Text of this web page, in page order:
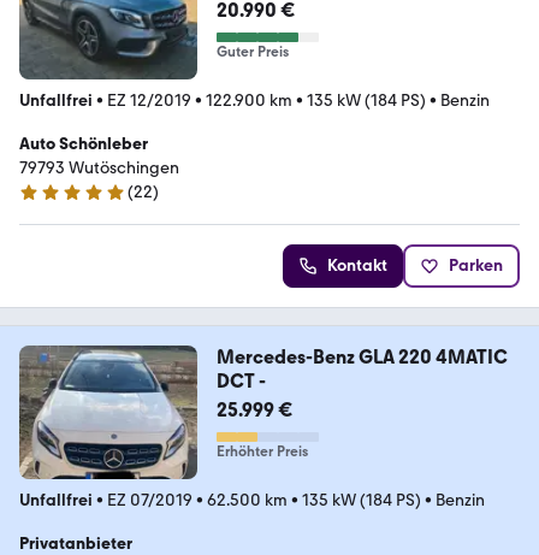
aket*
20.990 €
Guter Preis
Unfallfrei • EZ 12/2019 • 122.900 km • 135 kW (184 PS) • Benzin
Auto Schönleber
79793 Wutöschingen
4.8 Sterne
(22)
Kontakt Parken
Mercedes-Benz GLA 220 4MATIC
DCT -
25.999 €
Erhöhter Preis
Unfallfrei • EZ 07/2019 • 62.500 km • 135 kW (184 PS) • Benzin
Privatanbieter